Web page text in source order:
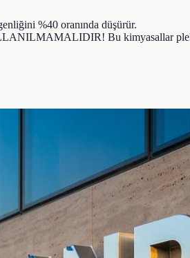
%40 oranında düşürür.
Bu kimyasallar